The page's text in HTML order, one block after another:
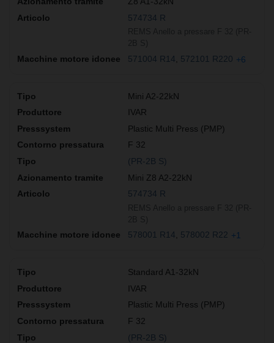
574734 R
571004 R14 572101 R220 +6
Mini A2-22kN
IVAR
Plastic Multi Press (PMP)
F 32
(PR-2B S)
Mini Z8 A2-22kN
574734 R
578001 R14 578002 R22 +1
Standard A1-32kN
IVAR
Plastic Multi Press (PMP)
F 32
(PR-2B S)